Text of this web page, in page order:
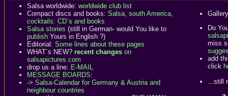
Salsa worldwide: worldwide club list
Compact discs and books: Salsa, south America,
cocktails: CD´s and books
Salsa stories (still in German- would You like to
publish Yours in English ?)
Editorial: Some lines about these pages
WHAT´s NEW? recent changes on
salsapictures.com
drop us a line: E-MAIL
MESSAGE BOARDS:
-> Salsa-Calendar for Germany & Austria and
neighbour countries
Do
miss
add
click
...still